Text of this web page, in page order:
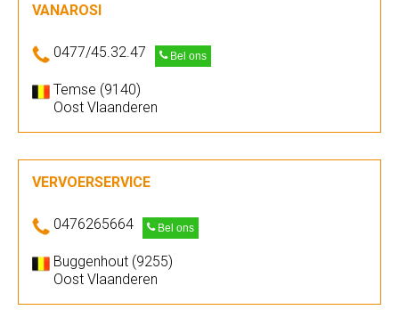
VANAROSI
0477/45.32.47 Bel ons
Temse (9140)
Oost Vlaanderen
VERVOERSERVICE
0476265664 Bel ons
Buggenhout (9255)
Oost Vlaanderen